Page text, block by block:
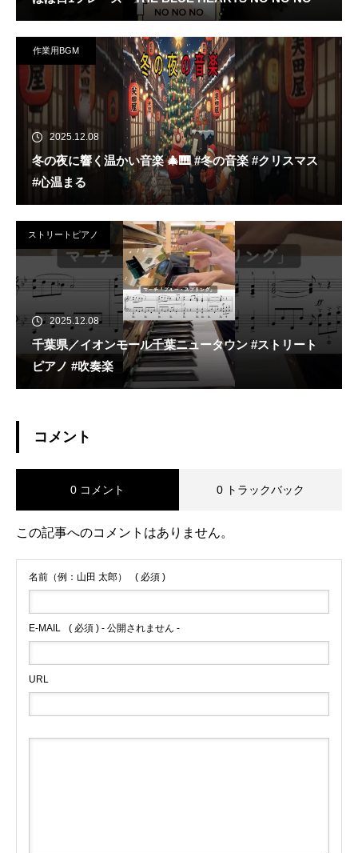
作業用BGM
2025.12.08
冬の夜に響く温かい音楽 🎄🎹 #冬の音楽 #クリスマス
#心温まる
ストリートピアノ
2025.12.08
千葉県／イオンモール千葉ニュータウン #ストリート
ピアノ #吹奏楽
コメント
0 コメント 0 トラックバック
この記事へのコメントはありません。
名前（例：山田 太郎） ( 必須 )
E-MAIL ( 必須 ) - 公開されません -
URL